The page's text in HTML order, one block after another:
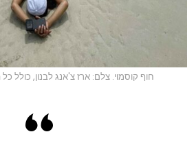
חוף קוסמוי. צלם: ארז צ'אנג לבנון, כולל